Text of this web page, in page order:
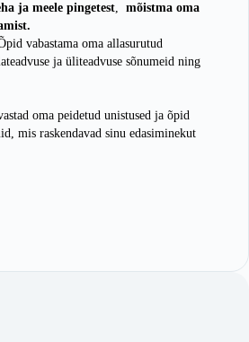
ja meele pingetest,mõistma oma
vabastama oma allasurutud
ja üliteadvuse sõnumeid ning
oma peidetud unistused ja õpid
mis raskendavad sinu edasiminekut